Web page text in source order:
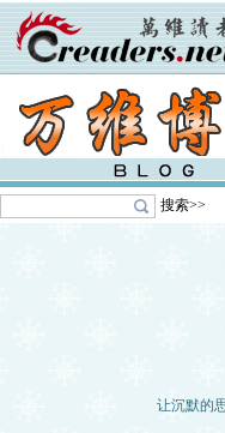
搜索>>
让沉默的